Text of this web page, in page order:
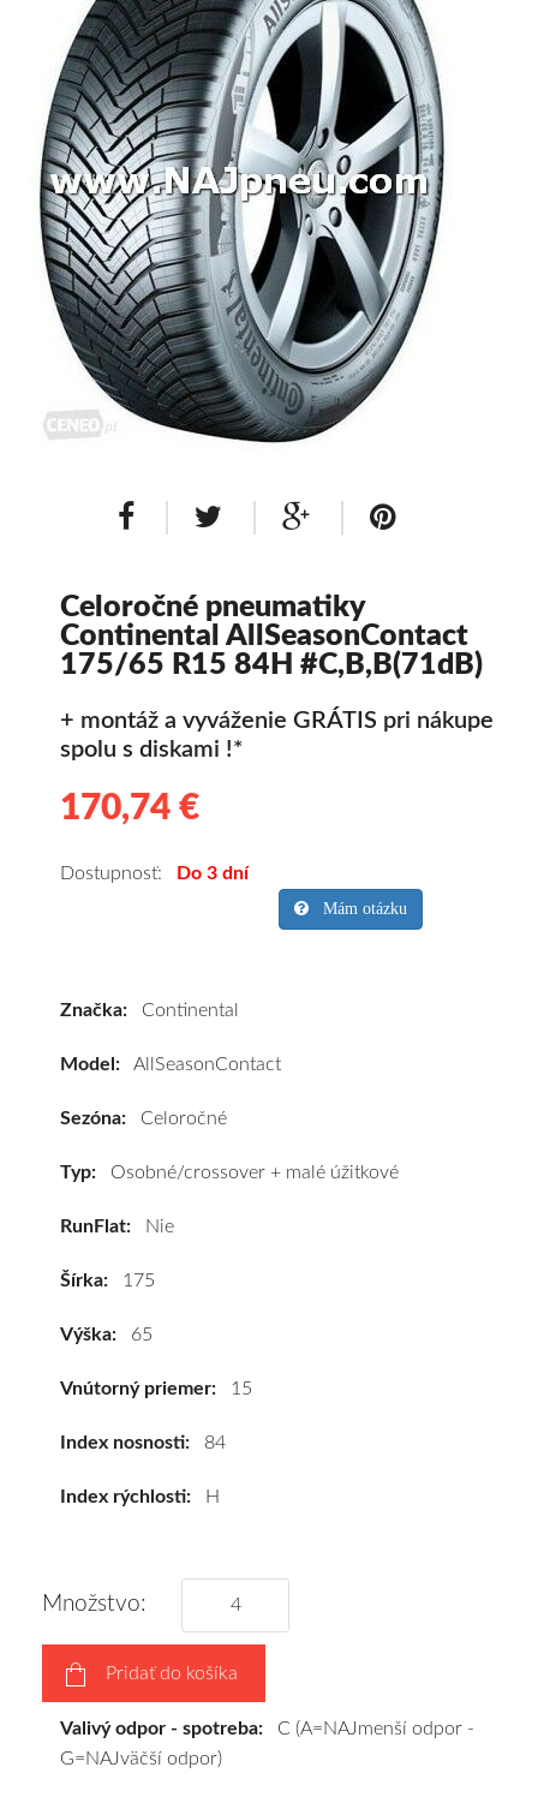
Dodávkové + malé úžitkové
Celoročné pneumatiky
Osobné/crossover + malé úžitkové
SUV/crossover + OFFRoad-ové
Dodávkové + malé úžitkové
Disky
Hliníkové / ALU disky / Elektróny
Plechové
Puklice na kolesá Kontakt Blog
Celoročné pneumatiky
Continental AllSeasonContact
175/65 R15 84H #C,B,B(71dB)
+ montáž a vyváženie GRÁTIS pri nákupe
spolu s diskami !*
170,74 €
pneumatiky
AllSeasonContact
84H
kúpite
obujeme
disky
pošleme
zadarmo.
Dostupnosť: Do 3 dní
Mám otázku
Značka: Continental
Model: AllSeasonContact
Sezóna: Celoročné
Typ: Osobné/crossover + malé úžitkové
RunFlat: Nie
Šírka: 175
Výška: 65
Vnútorný priemer: 15
Index nosnosti: 84
Index rýchlosti: H
Množstvo:
Pridať do košíka
Valivý odpor - spotreba: C (A=NAJmenší odpor -
G=NAJväčší odpor)